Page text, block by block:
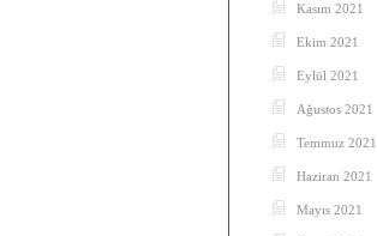
Kasım 2021
Ekim 2021
Eylül 2021
Ağustos 2021
Temmuz 2021
Haziran 2021
Mayıs 2021